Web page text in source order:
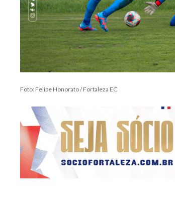
Foto: Felipe Honorato / Fortaleza EC